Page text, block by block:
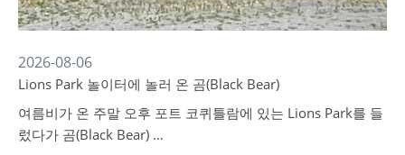
2026-08-06
Lions Park 놀이터에 놀러 온 곰(Black Bear)
여름비가 온 주말 오후 포트 코퀴틀람에 있는 Lions Park를 들
렀다가 곰(Black Bear) …